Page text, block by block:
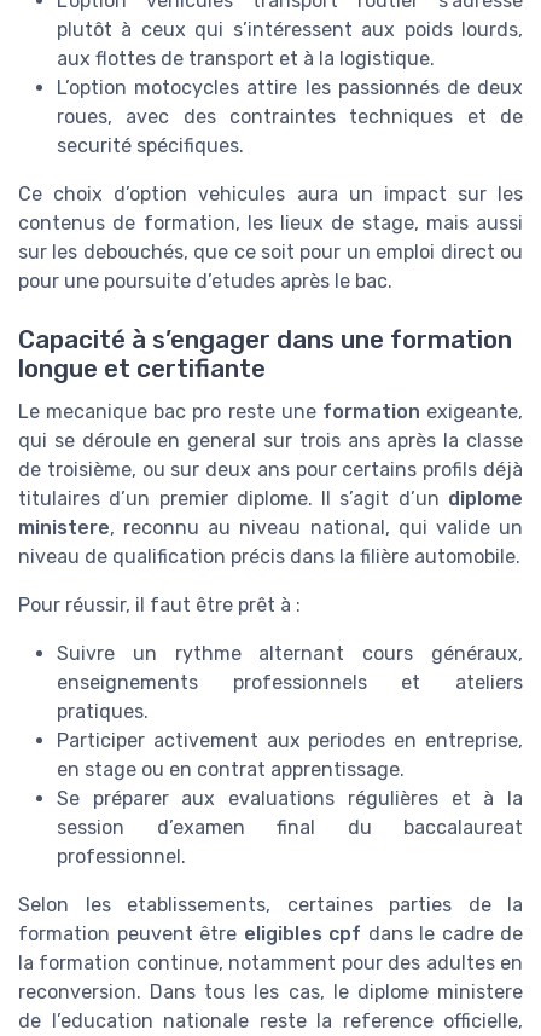
plutôt à ceux qui s’intéressent aux poids lourds,
aux flottes de transport et à la logistique.
L’option motocycles attire les passionnés de deux
roues, avec des contraintes techniques et de
securité spécifiques.
Ce choix d’option vehicules aura un impact sur les
contenus de formation, les lieux de stage, mais aussi
sur les debouchés, que ce soit pour un emploi direct ou
pour une poursuite d’etudes après le bac.
Capacité à s’engager dans une formation
longue et certifiante
Le mecanique bac pro reste une formation exigeante,
qui se déroule en general sur trois ans après la classe
de troisième, ou sur deux ans pour certains profils déjà
titulaires d’un premier diplome. Il s’agit d’un diplome
ministere, reconnu au niveau national, qui valide un
niveau de qualification précis dans la filière automobile.
Pour réussir, il faut être prêt à :
Suivre un rythme alternant cours généraux,
enseignements professionnels et ateliers
pratiques.
Participer activement aux periodes en entreprise,
en stage ou en contrat apprentissage.
Se préparer aux evaluations régulières et à la
session d’examen final du baccalaureat
professionnel.
Selon les etablissements, certaines parties de la
formation peuvent être eligibles cpf dans le cadre de
la formation continue, notamment pour des adultes en
reconversion. Dans tous les cas, le diplome ministere
de l’education nationale reste la reference officielle,